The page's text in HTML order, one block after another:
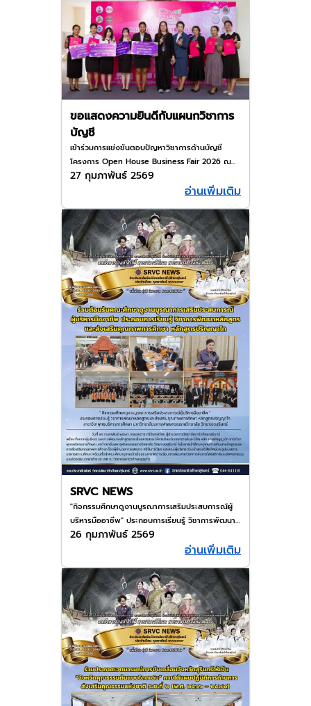
ขอแสดงความยินดีกับแผนกวิชาการ
บัญชี
เข้าร่วมการแข่งขันตอบปัญหาวิชาการด้านบัญชี
โครงการ Open House Business Fair 2026 ณ
มหาวิทยาลัยเทคโนโลยีราชมงคลอีสาน วิทยาเขต
อันดับ 1 และชมเชย
27 กุมภาพันธ์ 2569
อ่านเพิ่มเติม
SRVC NEWS
"กิจกรรมศึกษาดูงานบูรณาการเสริมประสบการณ์ผู้
บริหารมืออาชีพ" ประกอบการเรียนรู้ วิชาการพัฒนา
หลักสูตรและส่งเสริมคุณภาพการศึกษา หลักสูตร
ปริญญาโท สาขาวิชาพุทธบริหารการศึกษา
สุรินทร์
26 กุมภาพันธ์ 2569
อ่านเพิ่มเติม